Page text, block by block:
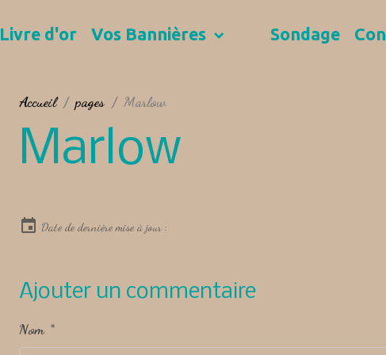
Livre d'or Vos Bannières Sondage
Accueil pages Marlow
Marlow
Date de dernière mise à jour :
Ajouter un commentaire
Nom